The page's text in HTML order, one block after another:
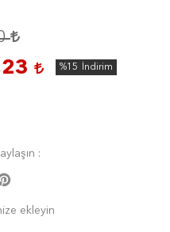
%15 İndirim
:
ekleyin